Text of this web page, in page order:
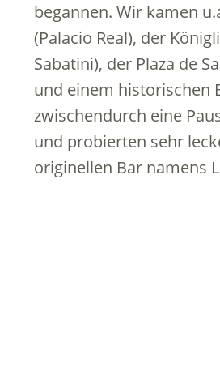
begannen. Wir kamen
(Palacio Real), der
Sabatini), der Plaza de
und einem historischen
zwischendurch eine
und probierten sehr
originellen Bar namens